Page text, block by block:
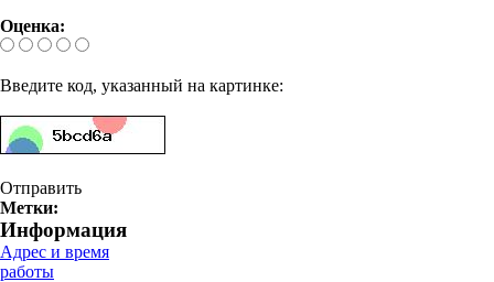
Оценка:
Введите код, указанный на картинке:
Отправить
Метки:
Информация
Адрес и время
работы